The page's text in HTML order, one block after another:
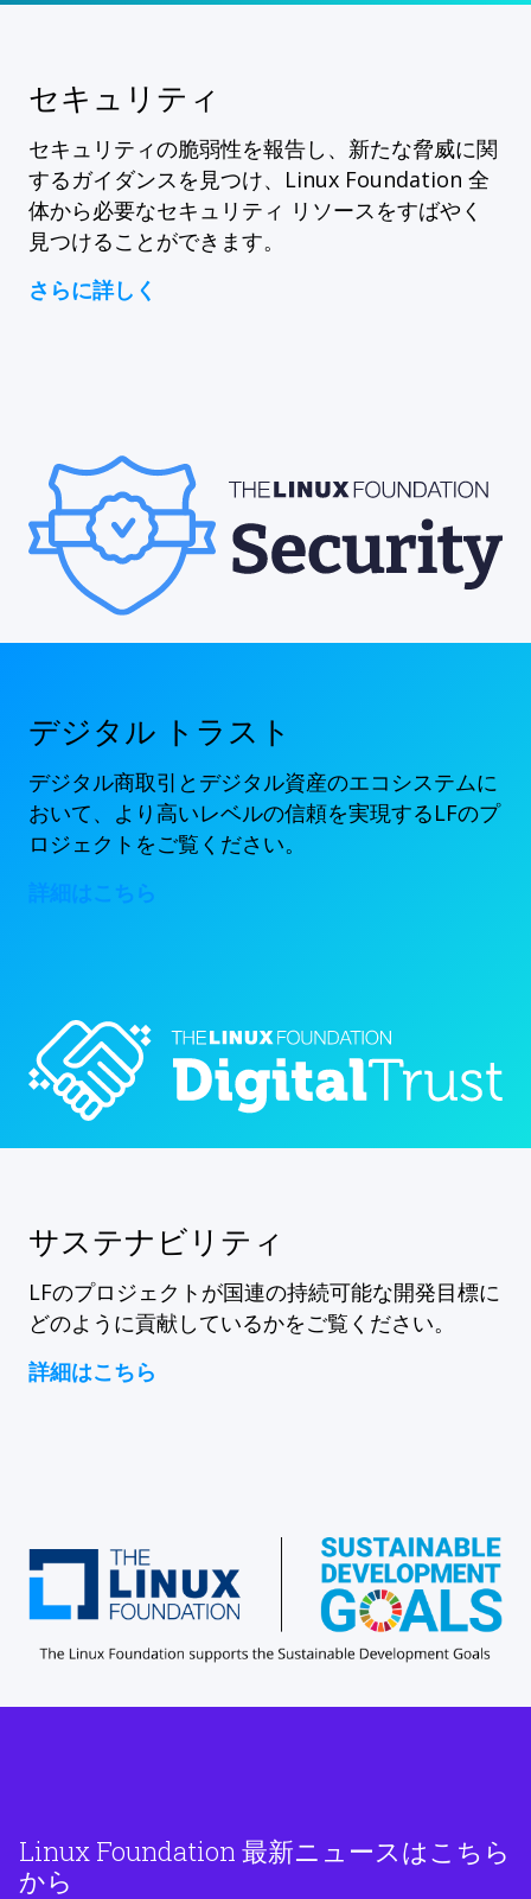
セキュリティ
セキュリティの脆弱性を報告し、新たな脅威に関
するガイダンスを見つけ、Linux Foundation 全
体から必要なセキュリティ リソースをすばやく
見つけることができます。
さらに詳しく
デジタル トラスト
デジタル商取引とデジタル資産のエコシステムに
おいて、より高いレベルの信頼を実現するLFのプ
ロジェクトをご覧ください。
詳細はこちら
サステナビリティ
LFのプロジェクトが国連の持続可能な開発目標に
どのように貢献しているかをご覧ください。
詳細はこちら
Linux Foundation 最新ニュースはこちら
から